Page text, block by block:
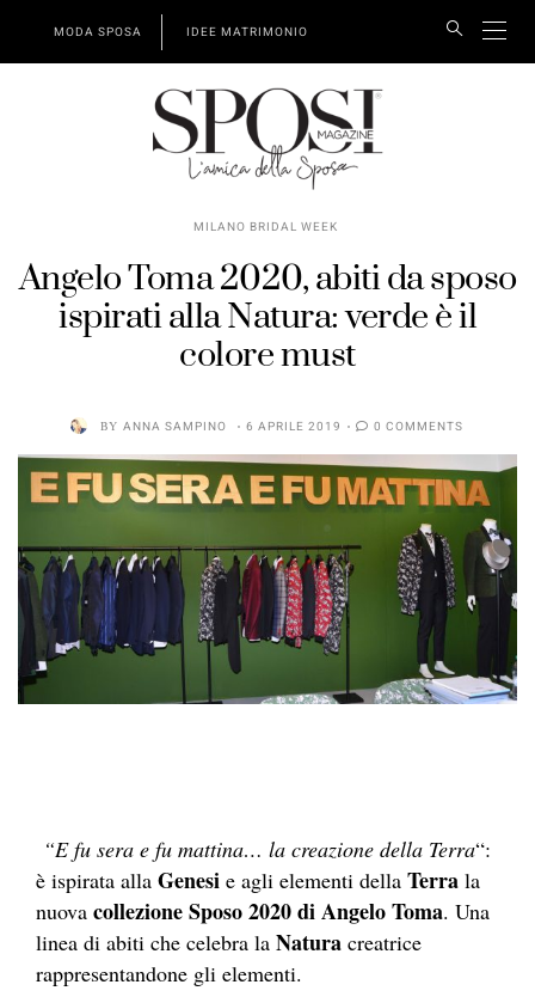
MODA SPOSA IDEE MATRIMONIO
MILANO BRIDAL WEEK
Angelo Toma 2020, abiti da sposo
ispirati alla Natura: verde è il
colore must
BY ANNA SAMPINO 6 APRILE 2019 0 COMMENTS
“E fu sera e fu mattina… la creazione della Terra“:
è ispirata alla Genesi e agli elementi della Terra la
nuova collezione Sposo 2020 di Angelo Toma. Una
linea di abiti che celebra la Natura creatrice
rappresentandone gli elementi.